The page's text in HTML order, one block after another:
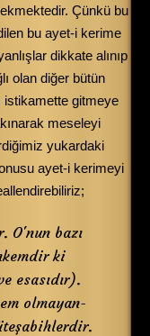
Çünkü bu
bu ayet-i kerime
dikkate alınıp
olan diğer bütün
istikamette gitmeye
meseleyi
yukardaki
ayet-i kerimeyi
O'nun bazı
ki
esasıdır).
olmayan-